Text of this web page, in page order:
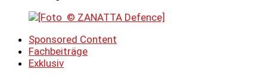
Sponsored Content
Fachbeiträge
Exklusiv